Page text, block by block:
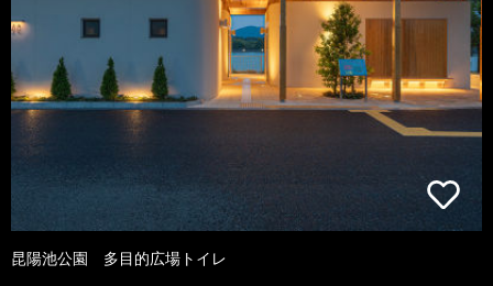
昆陽池公園 多目的広場トイレ